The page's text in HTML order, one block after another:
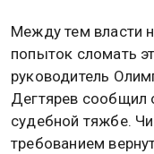
Между тем власти
попыток сломать
руководитель
Дегтярев сообщил
судебной тяжбе.
требованием